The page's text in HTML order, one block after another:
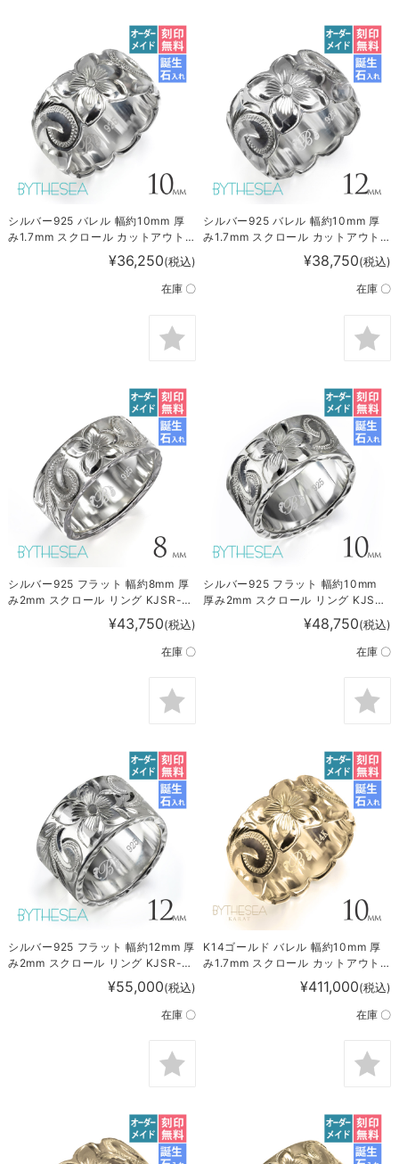
シルバー925 バレル 幅約10mm 厚
み1.7mm スクロール カットアウト
¥36,250(税込)
在庫 〇
シルバー925 バレル 幅約10mm 厚
み1.7mm スクロール カットアウト
¥38,750(税込)
在庫 〇
シルバー925 フラット 幅約8mm 厚
み2mm スクロール リング KJSR-
¥43,750(税込)
在庫 〇
シルバー925 フラット 幅約10mm
厚み2mm スクロール リング KJSR-
¥48,750(税込)
在庫 〇
シルバー925 フラット 幅約12mm 厚
み2mm スクロール リング KJSR-
¥55,000(税込)
在庫 〇
K14ゴールド バレル 幅約10mm 厚
み1.7mm スクロール カットアウト
¥411,000(税込)
在庫 〇